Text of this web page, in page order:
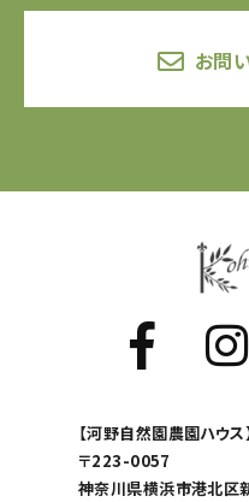
お問
【河野自然園農園ハウス
〒223-0057
神奈川県横浜市港北区